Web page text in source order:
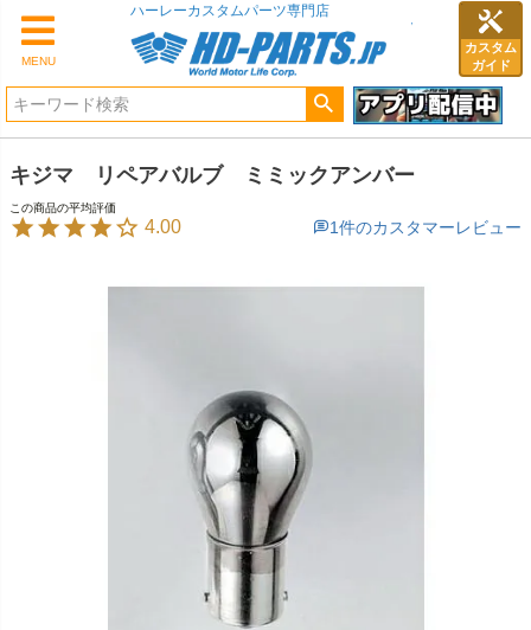
MENU
カスタム
ガイド
ハーレーカスタムパーツ専門店
キジマ リペアバルブ ミミックアンバー
4.00 1